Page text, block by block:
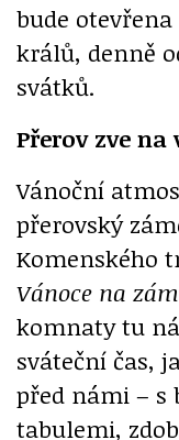
bude otevřena
králů, denně
svátků.
Přerov zve
Vánoční
přerovský
Komenského
Vánoce na
komnaty tu
sváteční čas,
před námi – s
tabulemi,